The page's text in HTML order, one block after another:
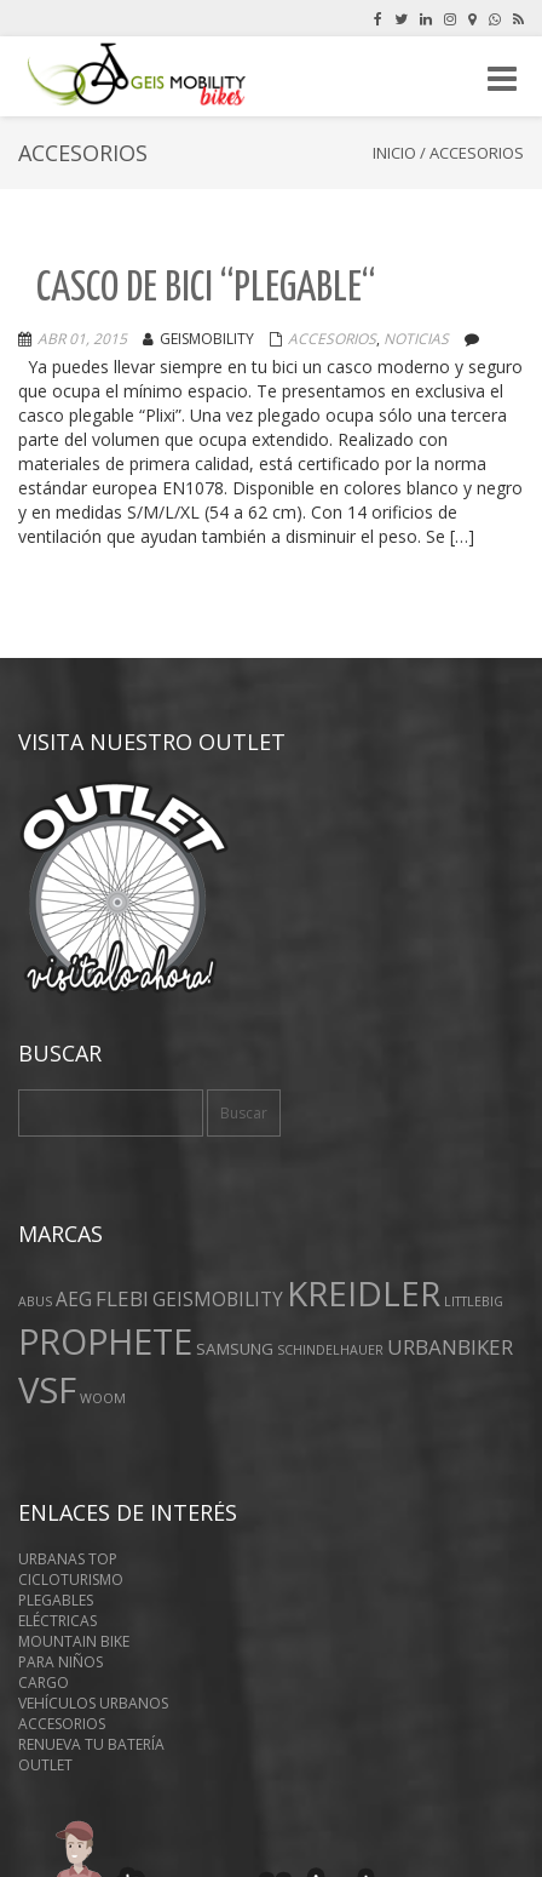
ACCESORIOS INICIO /ACCESORIOS
CASCO DE BICI “PLEGABLE“
ABR 01, 2015 GEISMOBILITY ACCESORIOS, NOTICIAS
Ya puedes llevar siempre en tu bici un casco moderno y seguro
que ocupa el mínimo espacio. Te presentamos en exclusiva el
casco plegable “Plixi”. Una vez plegado ocupa sólo una tercera
parte del volumen que ocupa extendido. Realizado con
materiales de primera calidad, está certificado por la norma
estándar europea EN1078. Disponible en colores blanco y negro
y en medidas S/M/L/XL (54 a 62 cm). Con 14 orificios de
ventilación que ayudan también a disminuir el peso. Se […]
VISITA NUESTRO OUTLET
BUSCAR
MARCAS
ABUS AEG FLEBI GEISMOBILITY KREIDLER LITTLEBIG
PROPHETE SAMSUNG SCHINDELHAUER URBANBIKER
VSF WOOM
ENLACES DE INTERÉS
URBANAS TOP
CICLOTURISMO
PLEGABLES
ELÉCTRICAS
MOUNTAIN BIKE
PARA NIÑOS
CARGO
VEHÍCULOS URBANOS
ACCESORIOS
RENUEVA TU BATERÍA
OUTLET